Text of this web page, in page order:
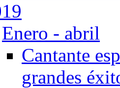
Enero - abril
Cantante
grandes